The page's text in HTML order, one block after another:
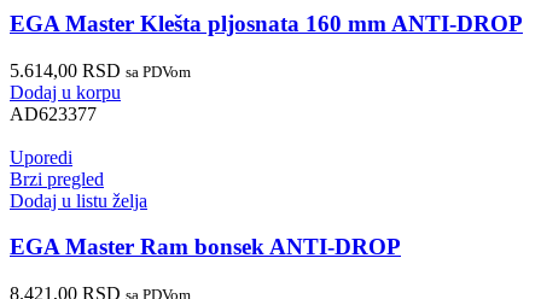
EGA Master Klešta pljosnata 160 mm ANTI-DROP
5.614,00 RSD sa PDVom
Dodaj u korpu
AD623377
Uporedi
Brzi pregled
Dodaj u listu želja
EGA Master Ram bonsek ANTI-DROP
8.421,00 RSD sa PDVom